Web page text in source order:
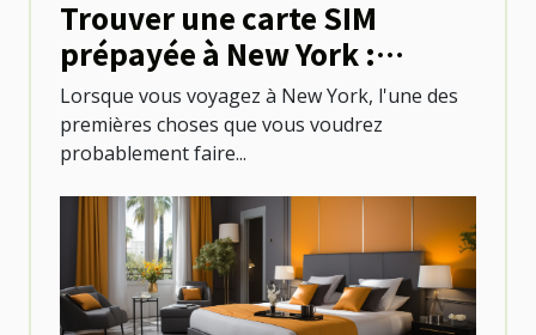
Trouver une carte SIM
prépayée à New York :
options et emplacements
Lorsque vous voyagez à New York, l'une des
premières choses que vous voudrez
probablement faire...